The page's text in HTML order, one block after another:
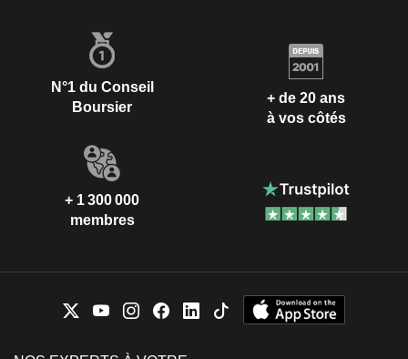
N°1 du Conseil
Boursier
+ de 20 ans
à vos côtés
+ 1 300 000
membres